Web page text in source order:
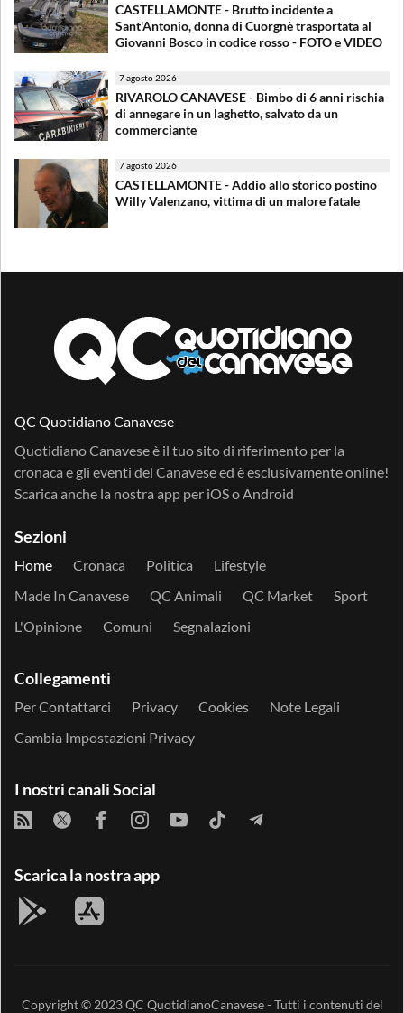
CASTELLAMONTE - Brutto incidente a
Sant'Antonio, donna di Cuorgnè trasportata al
Giovanni Bosco in codice rosso - FOTO e VIDEO
7 agosto 2026
RIVAROLO CANAVESE - Bimbo di 6 anni rischia
di annegare in un laghetto, salvato da un
commerciante
7 agosto 2026
CASTELLAMONTE - Addio allo storico postino
Willy Valenzano, vittima di un malore fatale
QC Quotidiano Canavese
Quotidiano Canavese è il tuo sito di riferimento per la
cronaca e gli eventi del Canavese ed è esclusivamente online!
Scarica anche la nostra app per iOSo Android
Sezioni
Home Cronaca Politica
Lifestyle
Made In Canavese
QC Animali QC Market
Sport
L'Opinione
Comuni Segnalazioni
Collegamenti
Per Contattarci Privacy Cookies
Note Legali
Cambia Impostazioni Privacy
I nostri canali Social
Scarica la nostra app
Copyright © 2023QC QuotidianoCanavese- Tutti i contenuti del